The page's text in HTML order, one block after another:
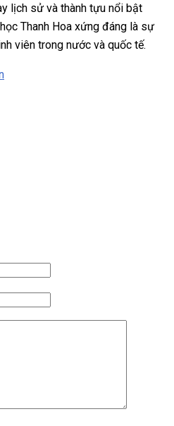
lịch sử và thành tựu nổi bật
Thanh Hoa xứng đáng là sự
viên trong nước và quốc tế.